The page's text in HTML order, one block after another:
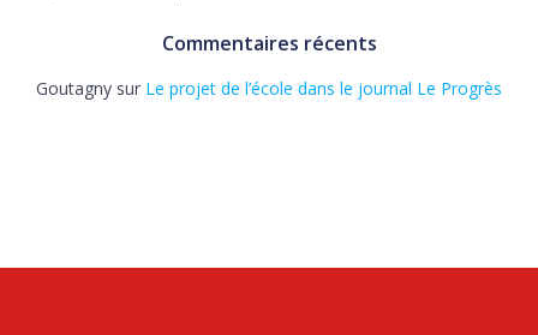
Commentaires récents
Goutagny sur Le projet de l’école dans le journal Le Progrès